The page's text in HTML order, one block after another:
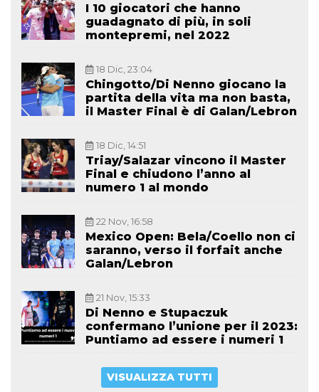
I 10 giocatori che hanno
guadagnato di più, in soli
montepremi, nel 2022
18 Dic, 23:04
Chingotto/Di Nenno giocano la
partita della vita ma non basta,
il Master Final è di Galan/Lebron
18 Dic, 14:51
Triay/Salazar vincono il Master
Final e chiudono l’anno al
numero 1 al mondo
22 Nov, 16:58
Mexico Open: Bela/Coello non ci
saranno, verso il forfait anche
Galan/Lebron
21 Nov, 15:33
Di Nenno e Stupaczuk
confermano l’unione per il 2023:
Puntiamo ad essere i numeri 1
VISUALIZZA TUTTI